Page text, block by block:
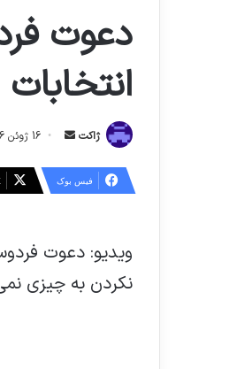
دعوت
انتخابات
ژاکت
ارسال 16 ژوئن 2026
فیس بوک
ویدیو: دعوت
نکردن به چیزی